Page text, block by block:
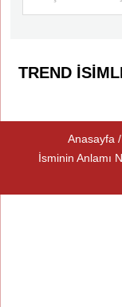
TREND
Anasayfa
İsminin Anlamı